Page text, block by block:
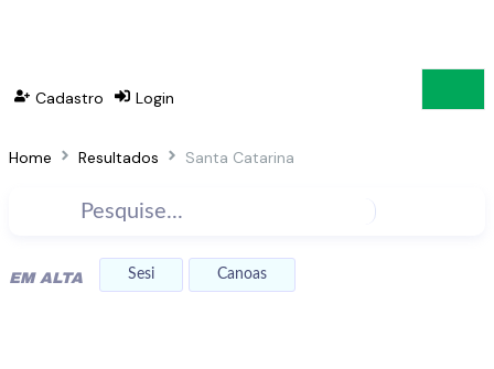
Cadastro Login
Home Resultados Santa Catarina
EM ALTA Sesi Canoas